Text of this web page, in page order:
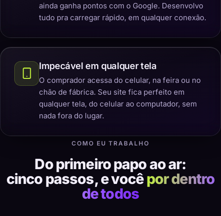
ainda ganha pontos com o Google. Desenvolvo
tudo pra carregar rápido, em qualquer conexão.
Impecável em qualquer tela
O comprador acessa do celular, na feira ou no
chão de fábrica. Seu site fica perfeito em
qualquer tela, do celular ao computador, sem
nada fora do lugar.
COMO EU TRABALHO
Do primeiro papo ao ar:
cinco passos, e vocêpor dentro
de todos